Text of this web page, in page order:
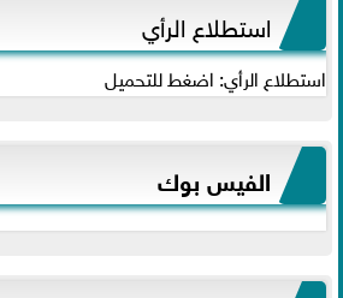
استطلاع الرأي
استطلاع الرأي: اضغط للتحميل
الفيس بوك